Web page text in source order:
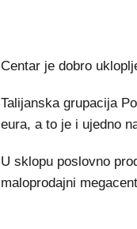
Centar je dobro
Talijanska grupacija
eura, a to je i ujedno
U sklopu poslovno
maloprodajni